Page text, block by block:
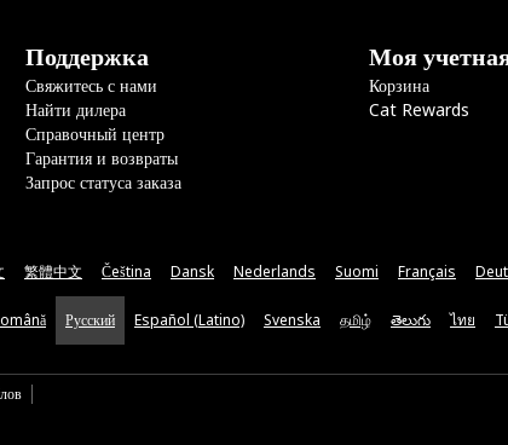
Поддержка
Свяжитесь с нами
Найти дилера
Справочный центр
Гарантия и возвраты
Запрос статуса заказа
Моя
Корзина
Cat Rewards
繁體中文 Čeština Dansk Nederlands Suomi Français
Русский Español (Latino) Svenska தமிழ் తెలుగు ไทย